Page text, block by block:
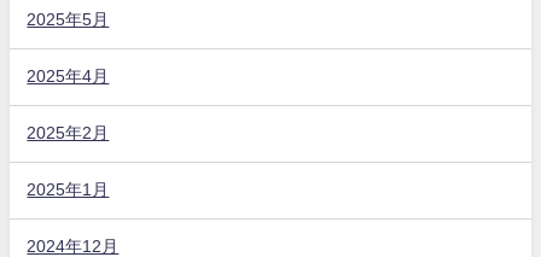
2025年5月
2025年4月
2025年2月
2025年1月
2024年12月